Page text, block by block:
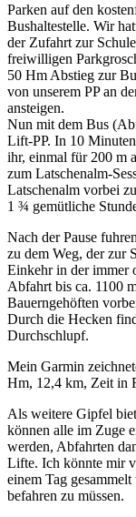
Parken auf den
Bushaltestelle. Wir
der Zufahrt zur
freiwilligen
50 Hm Abstieg zur
von unserem PP an
ansteigen.
Nun mit dem Bus
Lift-PP. In 10
ihr, einmal für 200 m
zum Latschenalm-
Latschenalm vorbei
1 ¾ gemütliche
Nach der Pause
zu dem Weg, der zur
Einkehr in der immer
Abfahrt bis ca. 1100
Bauerngehöften
Durch die Hecken
Durchschlupf.
Mein Garmin
Hm, 12,4 km, Zeit in
Als weitere Gipfel
können alle im Zuge
werden, Abfahrten
Lifte. Ich könnte mir
einem Tag
befahren zu müssen.